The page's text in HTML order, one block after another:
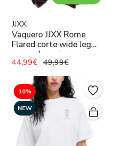
JJXX
Vaquero JJXX Rome
Flared corte wide leg
negro de mujer
44,99€ 49,99€
10%
NEW